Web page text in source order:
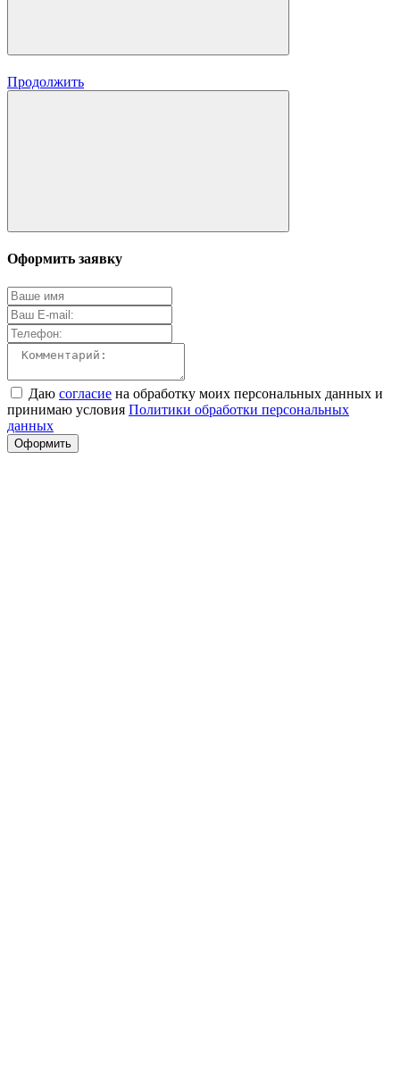
Продолжить
Оформить заявку
Даю согласие на обработку моих персональных данных и
принимаю условия Политики обработки персональных
данных
Оформить